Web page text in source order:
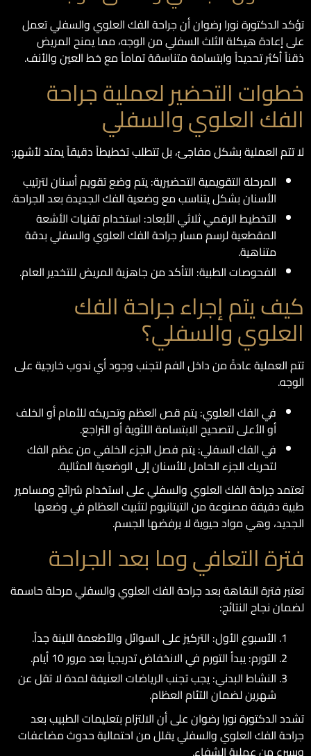
تؤكد الدكتورة نورا رضوان أن جراحة الفك العلوي والسفلي تعمل
على إعادة هيكلة الثلث السفلي من الوجه، مما يمنح المريض
ذقناً أكثر تحديداً وابتسامة متناسقة تماماً مع خط العين والأنف.
خطوات التحضير لعملية جراحة
الفك العلوي والسفلي
لا تتم العملية بشكل مفاجئ، بل تتطلب تخطيطاً دقيقاً يمتد لأشهر:
المرحلة التقويمية التحضيرية: يتم وضع تقويم أسنان لترتيب
الأسنان بشكل يتناسب مع وضعية الفك الجديدة بعد الجراحة.
التخطيط الرقمي ثلاثي الأبعاد: استخدام تقنيات الأشعة
المقطعية لرسم مسار جراحة الفك العلوي والسفلي بدقة
متناهية.
الفحوصات الطبية: التأكد من جاهزية المريض للتخدير العام.
كيف يتم إجراء جراحة الفك
العلوي والسفلي؟
تتم العملية عادةً من داخل الفم لتجنب وجود أي ندوب خارجية على
الوجه.
في الفك العلوي: يتم قص العظم وتحريكه للأمام أو الخلف
أو الأعلى لتصحيح الابتسامة اللثوية أو التراجع.
في الفك السفلي: يتم فصل الجزء الخلفي من عظم الفك
لتحريك الجزء الحامل للأسنان إلى الوضعية المثالية.
تعتمد جراحة الفك العلوي والسفلي على استخدام شرائح ومسامير
طبية دقيقة مصنوعة من التيتانيوم لتثبيت العظام في وضعها
الجديد، وهي مواد حيوية لا يرفضها الجسم.
فترة التعافي وما بعد الجراحة
تعتبر فترة النقاهة بعد جراحة الفك العلوي والسفلي مرحلة حاسمة
لضمان نجاح النتائج:
الأسبوع الأول: التركيز على السوائل والأطعمة اللينة جداً.
التورم: يبدأ التورم في الانخفاض تدريجياً بعد مرور 10 أيام.
النشاط البدني: يجب تجنب الرياضات العنيفة لمدة لا تقل عن
شهرين لضمان التئام العظام.
تشدد الدكتورة نورا رضوان على أن الالتزام بتعليمات الطبيب بعد
جراحة الفك العلوي والسفلي يقلل من احتمالية حدوث مضاعفات
ويسرع من عملية الشفاء.